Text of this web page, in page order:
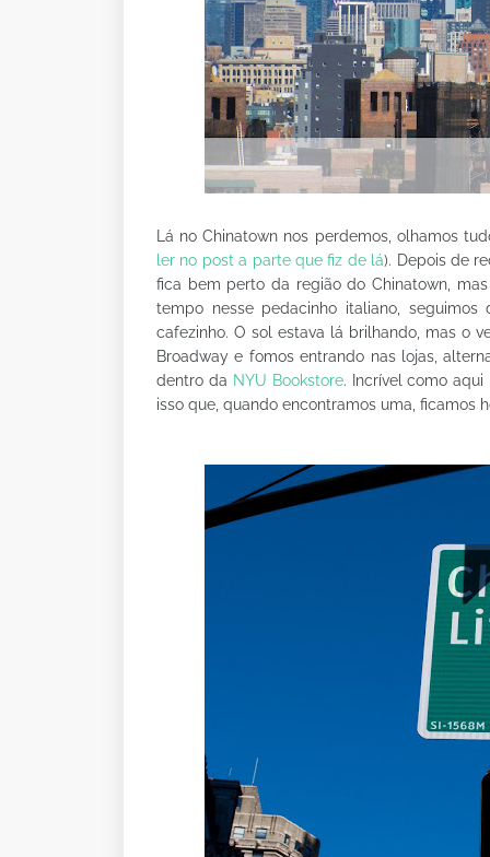
Lá no Chinatown nos perdemos, olhamos
ler no post a parte que fiz de lá). Depois de
fica bem perto da região do Chinatown,
tempo nesse pedacinho italiano,
cafezinho. O sol estava lá brilhando, mas o
Broadway e fomos entrando nas lojas,
dentro da NYU Bookstore. Incrível como
isso que, quando encontramos uma, ficamos